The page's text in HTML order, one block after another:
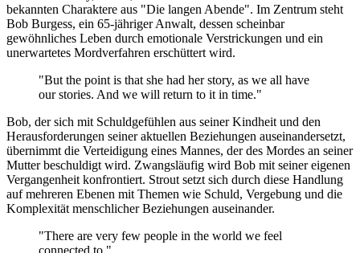
bekannten Charaktere aus "Die langen Abende". Im Zentrum steht
Bob Burgess, ein 65-jähriger Anwalt, dessen scheinbar
gewöhnliches Leben durch emotionale Verstrickungen und ein
unerwartetes Mordverfahren erschüttert wird.
"But the point is that she had her story, as we all have
our stories. And we will return to it in time."
Bob, der sich mit Schuldgefühlen aus seiner Kindheit und den
Herausforderungen seiner aktuellen Beziehungen auseinandersetzt,
übernimmt die Verteidigung eines Mannes, der des Mordes an seiner
Mutter beschuldigt wird. Zwangsläufig wird Bob mit seiner eigenen
Vergangenheit konfrontiert. Strout setzt sich durch diese Handlung
auf mehreren Ebenen mit Themen wie Schuld, Vergebung und die
Komplexität menschlicher Beziehungen auseinander.
"There are very few people in the world we feel
connected to."